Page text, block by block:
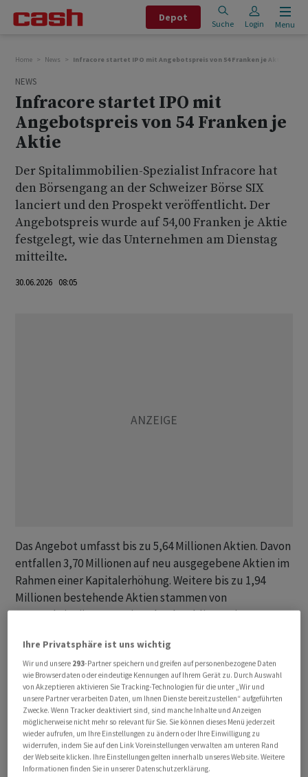
Depot
Suche Login Menu
Home News Infracore startet IPO mit Angebotspreis von 54 Franken je Aktie
NEWS
Infracore startet IPO mit
Angebotspreis von 54 Franken je
Aktie
Der Spitalimmobilien-Spezialist Infracore hat
den Börsengang an der Schweizer Börse SIX
lanciert und den Prospekt veröffentlicht. Der
Angebotspreis wurde auf 54,00 Franken je Aktie
festgelegt, wie das Unternehmen am Dienstag
mitteilte.
30.06.2026 08:05
Das Angebot umfasst bis zu 5,64 Millionen Aktien. Davon
entfallen 3,70 Millionen auf neu ausgegebene Aktien im
Rahmen einer Kapitalerhöhung. Weitere bis zu 1,94
Millionen bestehende Aktien stammen von
Hauptaktionär MPT Switzerland Holdings, einer
Properties Trust. Darin enthalten sind bis zu 1,20
Millionen Aktien im Rahmen einer Upsize-Option und
736'111 Aktien für eine Mehrzuteilungsoption
(Greenshoe).
Auf Basis des Angebotspreises ergibt sich für Infracore
nach dem Börsengang eine Marktkapitalisierung von
rund 826 Millionen Franken.
Ihre Privatsphäre ist uns wichtig
Wir und unsere 293-Partner speichern und greifen auf personenbezogene Daten
wie Browserdaten oder eindeutige Kennungen auf Ihrem Gerät zu. Durch Auswahl
von Akzeptieren aktivieren Sie Tracking-Technologien für die unter „Wir und
unsere Partner verarbeiten Daten, um Ihnen Dienste bereitzustellen“ aufgeführten
Zwecke. Wenn Tracker deaktiviert sind, sind manche Inhalte und Anzeigen
möglicherweise nicht mehr so relevant für Sie. Sie können dieses Menü jederzeit
wieder aufrufen, um Ihre Einstellungen zu ändern oder Ihre Einwilligung zu
widerrufen, indem Sie auf den Link Voreinstellungen verwalten am unteren Rand
der Webseite klicken. Ihre Einstellungen gelten innerhalb unseres Website. Weitere
Informationen finden Sie in unserer Datenschutzerklärung.